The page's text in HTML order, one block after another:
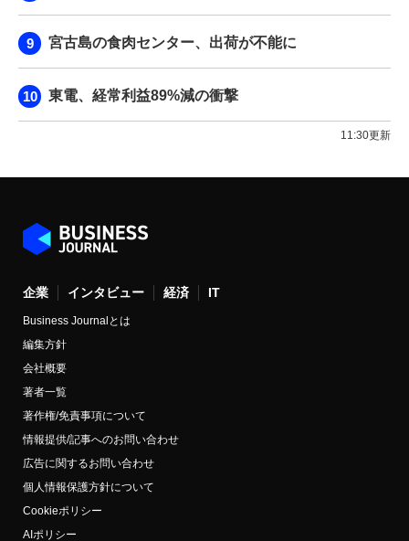
宮古島の食肉センター、出荷が不能に
東電、経常利益89%減の衝撃
11:30更新
企業 インタビュー 経済 IT
Business Journalとは
編集方針
会社概要
著者一覧
著作権/免責事項について
情報提供/記事へのお問い合わせ
広告に関するお問い合わせ
個人情報保護方針について
Cookieポリシー
AIポリシー